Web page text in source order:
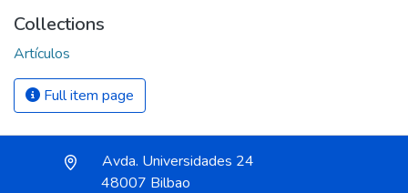
Collections
Artículos
Full item page
Avda. Universidades 24
48007 Bilbao